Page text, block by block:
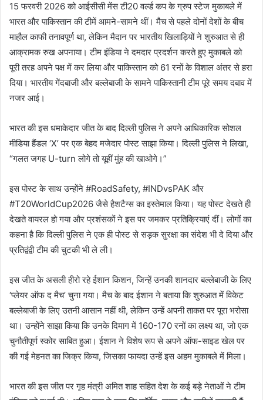
15 फरवरी 2026 को आईसीसी मेंस टी20 वर्ल्ड कप के ग्रुप स्टेज मुकाबले में
भारत और पाकिस्तान की टीमें आमने-सामने थीं। मैच से पहले दोनों देशों के बीच
माहौल काफी तनावपूर्ण था, लेकिन मैदान पर भारतीय खिलाड़ियों ने शुरुआत से ही
आक्रामक रुख अपनाया। टीम इंडिया ने दमदार प्रदर्शन करते हुए मुकाबले को
पूरी तरह अपने पक्ष में कर लिया और पाकिस्तान को 61 रनों के विशाल अंतर से हरा
दिया। भारतीय गेंदबाजी और बल्लेबाजी के सामने पाकिस्तानी टीम पूरे समय दबाव में
नजर आई।
भारत की इस धमाकेदार जीत के बाद दिल्ली पुलिस ने अपने आधिकारिक सोशल
मीडिया हैंडल ‘X’ पर एक बेहद मजेदार पोस्ट साझा किया। दिल्ली पुलिस ने लिखा,
“गलत जगह U-turn लोगे तो यूहीं मुंह की खाओगे।”
इस पोस्ट के साथ उन्होंने #RoadSafety, #INDvsPAK और
#T20WorldCup2026 जैसे हैशटैग्स का इस्तेमाल किया। यह पोस्ट देखते ही
देखते वायरल हो गया और प्रशंसकों ने इस पर जमकर प्रतिक्रियाएं दीं। लोगों का
कहना है कि दिल्ली पुलिस ने एक ही पोस्ट से सड़क सुरक्षा का संदेश भी दे दिया और
प्रतिद्वंद्वी टीम की चुटकी भी ले ली।
इस जीत के असली हीरो रहे ईशान किशन, जिन्हें उनकी शानदार बल्लेबाजी के लिए
‘प्लेयर ऑफ द मैच’ चुना गया। मैच के बाद ईशान ने बताया कि शुरुआत में विकेट
बल्लेबाजी के लिए उतनी आसान नहीं थी, लेकिन उन्हें अपनी ताकत पर पूरा भरोसा
था। उन्होंने साझा किया कि उनके दिमाग में 160-170 रनों का लक्ष्य था, जो एक
चुनौतीपूर्ण स्कोर साबित हुआ। ईशान ने विशेष रूप से अपने ऑफ-साइड खेल पर
की गई मेहनत का जिक्र किया, जिसका फायदा उन्हें इस अहम मुकाबले में मिला।
भारत की इस जीत पर गृह मंत्री अमित शाह सहित देश के कई बड़े नेताओं ने टीम